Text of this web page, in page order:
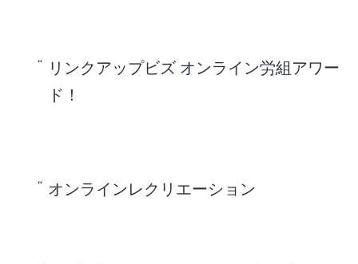
リンクアップビズ オンライン労組アワー
ド！
オンラインレクリエーション